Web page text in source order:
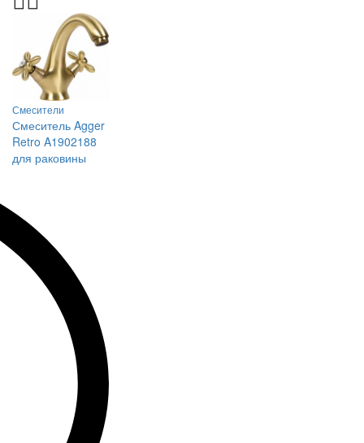
Смесители
Смеситель Agger
Retro A1902188
для раковины